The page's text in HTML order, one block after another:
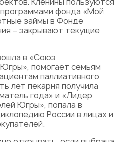
фонда «Мой
займы в Фонде
– закрывают текущие
в «Союз
помогает семьям
паллиативного
лет пекарня получила
года» и «Лидер
Югры», попала в
России в лицах и